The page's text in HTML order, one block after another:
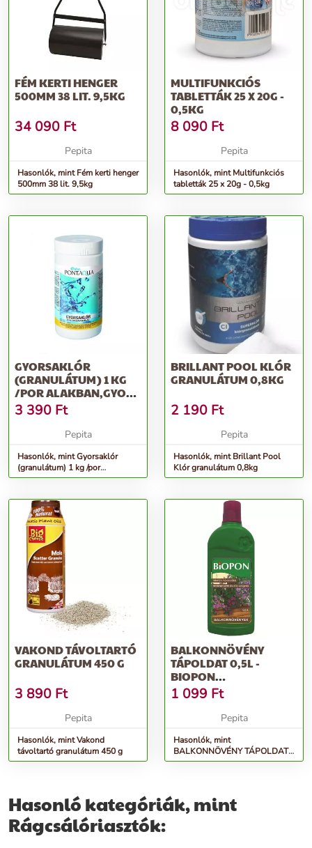
FÉM KERTI HENGER
500MM 38 LIT. 9,5KG
34 090 Ft
Pepita
Hasonlók, mint Fém kerti henger
500mm 38 lit. 9,5kg
MULTIFUNKCIÓS
TABLETTÁK 25 X 20G -
0,5KG
8 090 Ft
Pepita
Hasonlók, mint Multifunkciós
tabletták 25 x 20g - 0,5kg
GYORSAKLÓR
(GRANULÁTUM) 1 KG
/POR ALAKBAN,GYORS
FERTŐTLENÍTÉSHEZ/
3 390 Ft
Pepita
Hasonlók, mint Gyorsaklór
(granulátum) 1 kg /por
alakban,gyors fertőtlenítéshez/
BRILLANT POOL KLÓR
GRANULÁTUM 0,8KG
2 190 Ft
Pepita
Hasonlók, mint Brillant Pool
Klór granulátum 0,8kg
VAKOND TÁVOLTARTÓ
GRANULÁTUM 450 G
3 890 Ft
Pepita
Hasonlók, mint Vakond
távoltartó granulátum 450 g
BALKONNÖVÉNY
TÁPOLDAT 0,5L -
BIOPON
PROFESSZIONÁLIS
ÁSVÁNYI MŰTRÁ...
1 099 Ft
Pepita
Hasonlók, mint
BALKONNÖVÉNY TÁPOLDAT
0,5L - BIOPON professzionális
Hasonló kategóriák, mint
Rágcsálóriasztók: